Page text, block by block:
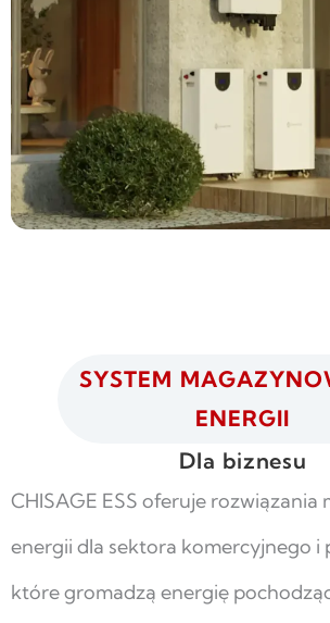
SYSTEM
ENERGII
Dla biznesu
CHISAGE ESS oferuje rozwiązania
energii dla sektora komercyjnego i
które gromadzą energię